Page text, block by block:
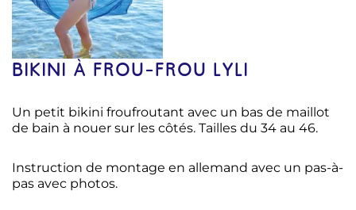
BIKINI À FROU-FROU LYLI
Un petit bikini froufroutant avec un bas de maillot
de bain à nouer sur les côtés. Tailles du 34 au 46.
Instruction de montage en allemand avec un pas-à-
pas avec photos.